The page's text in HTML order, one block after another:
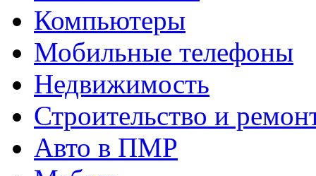
Компьютеры
Мобильные телефоны
Недвижимость
Строительство и
Авто в ПМР